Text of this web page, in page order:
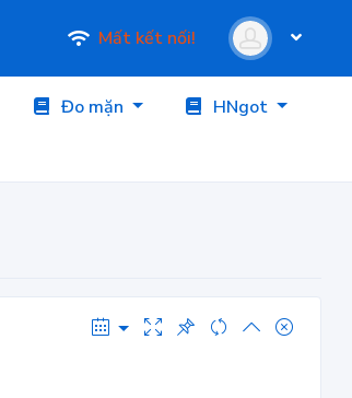
Mất kết nối!
Đo mặn
HNgot